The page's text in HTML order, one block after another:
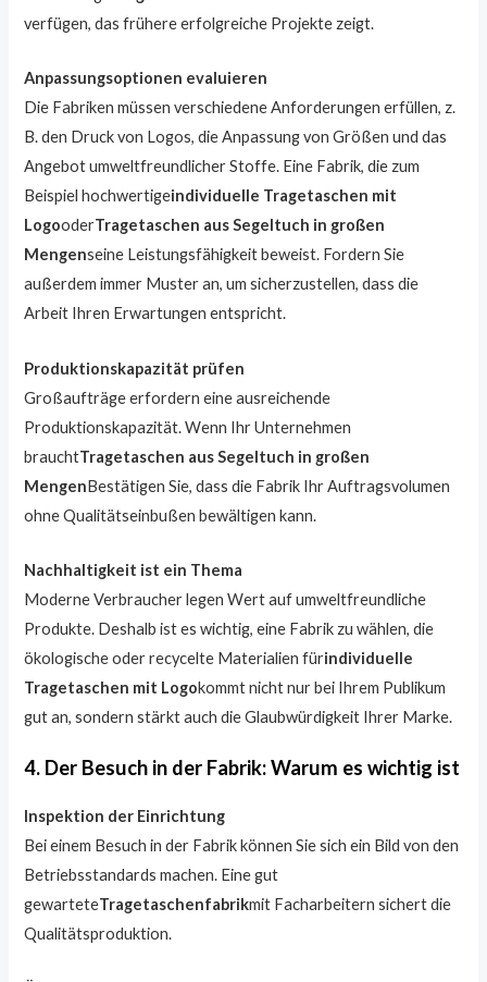
verfügen, das frühere erfolgreiche Projekte zeigt.
Anpassungsoptionen evaluieren
Die Fabriken müssen verschiedene Anforderungen erfüllen, z.
B. den Druck von Logos, die Anpassung von Größen und das
Angebot umweltfreundlicher Stoffe. Eine Fabrik, die zum
Beispiel hochwertigeindividuelle Tragetaschen mit
LogooderTragetaschen aus Segeltuch in großen
Mengenseine Leistungsfähigkeit beweist. Fordern Sie
außerdem immer Muster an, um sicherzustellen, dass die
Arbeit Ihren Erwartungen entspricht.
Produktionskapazität prüfen
Großaufträge erfordern eine ausreichende
Produktionskapazität. Wenn Ihr Unternehmen
brauchtTragetaschen aus Segeltuch in großen
MengenBestätigen Sie, dass die Fabrik Ihr Auftragsvolumen
ohne Qualitätseinbußen bewältigen kann.
Nachhaltigkeit ist ein Thema
Moderne Verbraucher legen Wert auf umweltfreundliche
Produkte. Deshalb ist es wichtig, eine Fabrik zu wählen, die
ökologische oder recycelte Materialien fürindividuelle
Tragetaschen mit Logokommt nicht nur bei Ihrem Publikum
gut an, sondern stärkt auch die Glaubwürdigkeit Ihrer Marke.
4. Der Besuch in der Fabrik: Warum es wichtig ist
Inspektion der Einrichtung
Bei einem Besuch in der Fabrik können Sie sich ein Bild von den
Betriebsstandards machen. Eine gut
gewarteteTragetaschenfabrikmit Facharbeitern sichert die
Qualitätsproduktion.